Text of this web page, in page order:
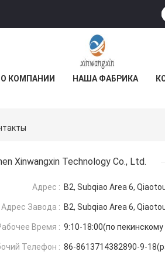
О КОМПАНИИ НАША ФАБРИКА
Xinwangxin Technology Co., Ltd.
Адрес : B2, Subqiao Area 6,
Адрес Завода : B2, Subqiao Area 6,
Время : 9:10-18:00(по
Телефон : 86-8613714382890-9-